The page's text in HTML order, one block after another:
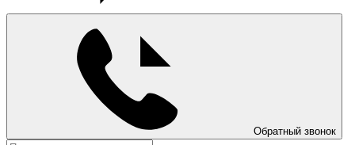
Обратный звонок